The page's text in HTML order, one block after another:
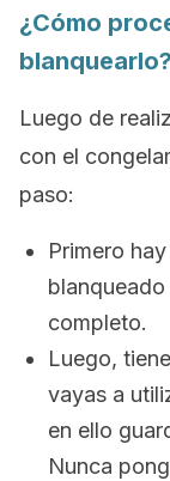
¿Cómo
blanquearlo?
Luego de
con el
paso:
Primero
completo.
Luego,
vayas a
en ello
Nunca